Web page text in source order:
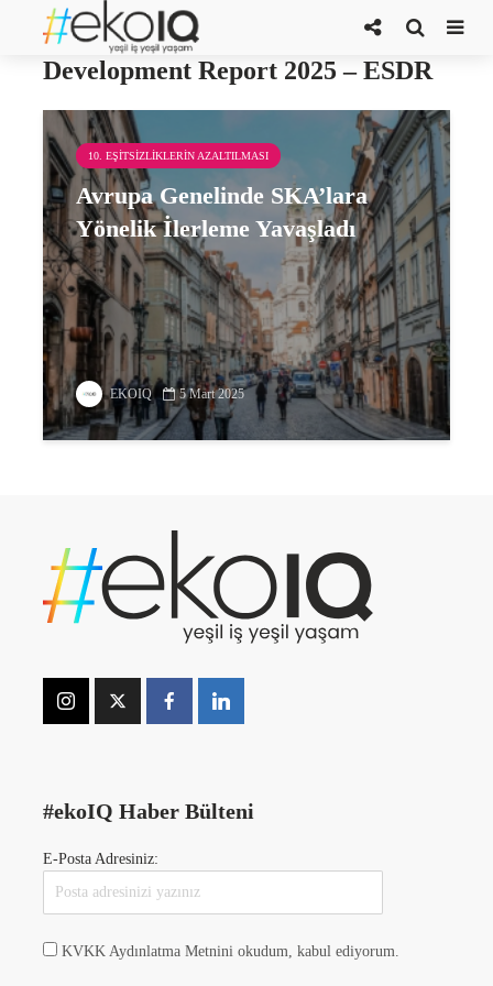
The Europe Sustainable
Development Report 2025 – ESDR
10. EŞITSIZLIKLERIN AZALTILMASI
Avrupa Genelinde SKA’lara
Yönelik İlerleme Yavaşladı
EKOIQ 5 Mart 2025
#ekoIQ Haber Bülteni
E-Posta Adresiniz:
KVKK Aydınlatma Metnini okudum, kabul ediyorum.